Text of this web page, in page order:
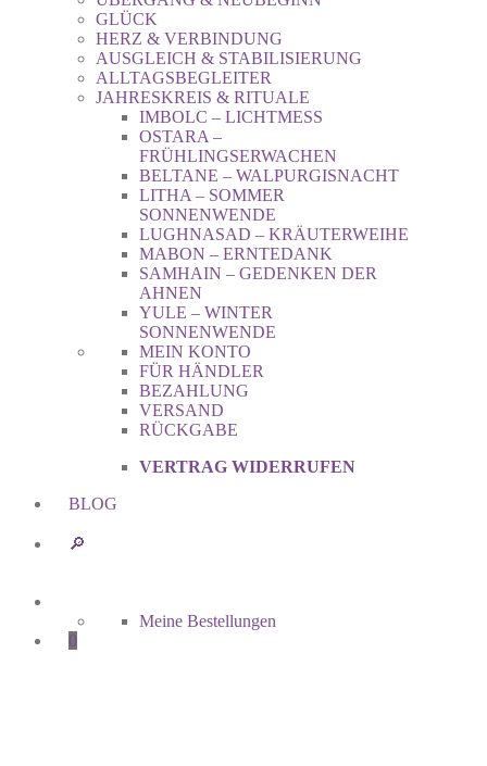
GLÜCK
HERZ & VERBINDUNG
AUSGLEICH & STABILISIERUNG
ALLTAGSBEGLEITER
JAHRESKREIS & RITUALE
IMBOLC – LICHTMESS
OSTARA –
FRÜHLINGSERWACHEN
BELTANE – WALPURGISNACHT
LITHA – SOMMER
SONNENWENDE
LUGHNASAD – KRÄUTERWEIHE
MABON – ERNTEDANK
SAMHAIN – GEDENKEN DER
AHNEN
YULE – WINTER
SONNENWENDE
MEIN KONTO
FÜR HÄNDLER
BEZAHLUNG
VERSAND
RÜCKGABE
VERTRAG WIDERRUFEN
BLOG
🔎︎
Meine Bestellungen
0